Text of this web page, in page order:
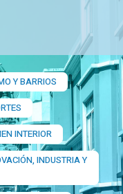
Y BARRIOS​
INTERIOR
INDUSTRIA Y